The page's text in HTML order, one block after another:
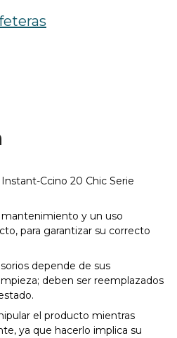
Ccino 20 Chic Serie
y un uso
para garantizar su correcto
depende de sus
deben ser reemplazados
el producto mientras
ya que hacerlo implica su